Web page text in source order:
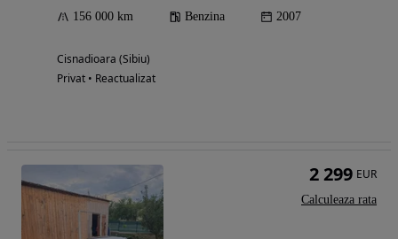
156 000 km Benzina 2007
Cisnadioara (Sibiu)
Privat • Reactualizat
2 299 EUR
Calculeaza rata